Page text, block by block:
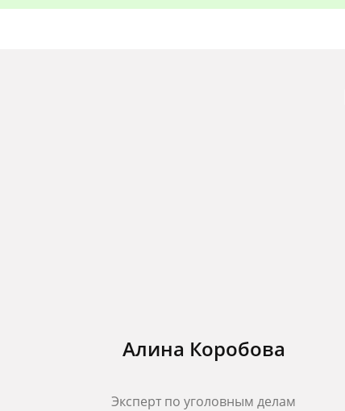
Алина Коробова
Эксперт по уголовным делам